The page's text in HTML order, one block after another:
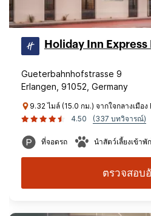
Holiday Inn Express
Gueterbahnhofstrasse 9
Erlangen, 91052, Germany
9.32 ไมล์ (15.0 กม.) จากใจกลางเมือ
4.50
(337 บทวิจารณ์)
ที่จอดรถ นำสัตว์เลี้ยงเข้าพั
ตรวจสอบ